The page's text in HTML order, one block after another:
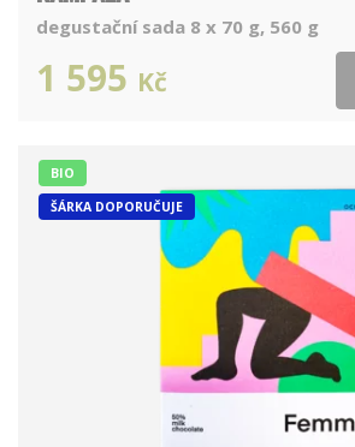
degustační sada 8 x 70 g, 560 g
1 595 Kč
BIO
ŠÁRKA DOPORUČUJE